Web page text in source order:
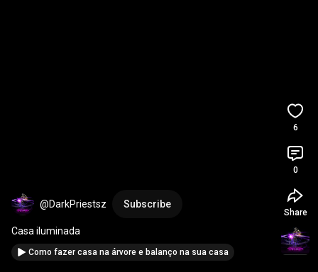
@DarkPriestsz Subscribe
Casa iluminada
Como fazer casa na árvore e balanço na sua casa
6
0
Share